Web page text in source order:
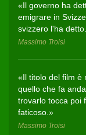
«Il governo ha
emigrare in
svizzero l'ha
Massimo Troisi
«Il titolo del film è
quello che fa
trovarlo tocca poi
faticoso.»
Massimo Troisi